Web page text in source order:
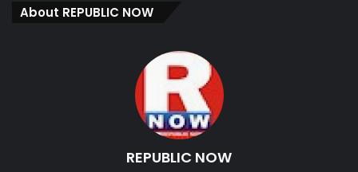
About REPUBLIC NOW
REPUBLIC NOW